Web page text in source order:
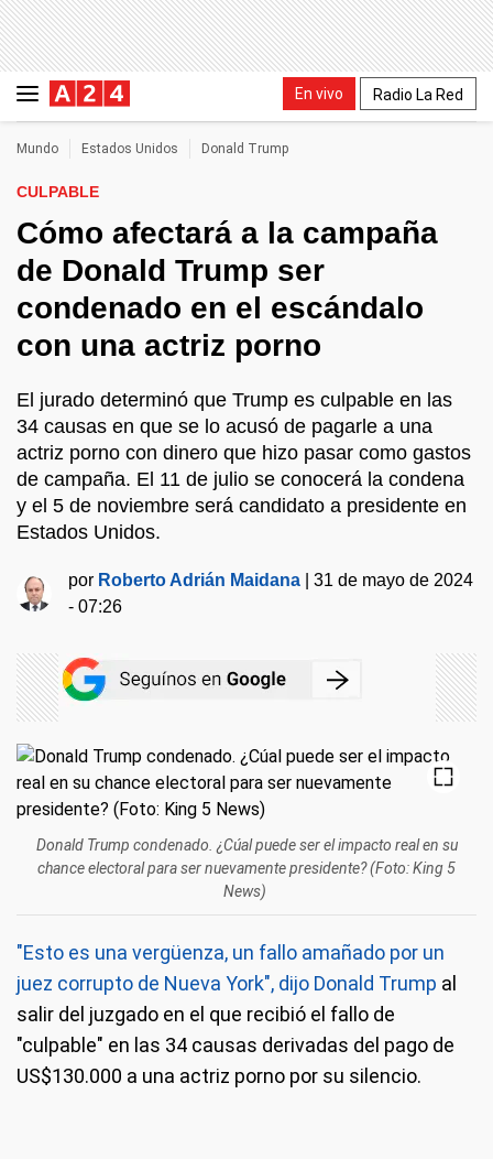
En vivo Radio La Red
Mundo Estados Unidos Donald Trump
CULPABLE
Cómo afectará a la campaña
de Donald Trump ser
condenado en el escándalo
con una actriz porno
El jurado determinó que Trump es culpable en las
34 causas en que se lo acusó de pagarle a una
actriz porno con dinero que hizo pasar como gastos
de campaña. El 11 de julio se conocerá la condena
y el 5 de noviembre será candidato a presidente en
Estados Unidos.
por Roberto Adrián Maidana |31 de mayo de 2024
- 07:26
Donald Trump condenado. ¿Cúal puede ser el impacto real en su
chance electoral para ser nuevamente presidente? (Foto: King 5
News)
"Esto es una vergüenza, un fallo amañado por un
juez corrupto de Nueva York", dijo Donald Trump al
salir del juzgado en el que recibió el fallo de
"culpable" en las 34 causas derivadas del pago de
US$130.000 a una actriz porno por su silencio.